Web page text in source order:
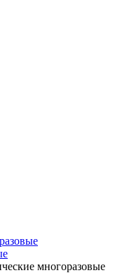
многоразовые